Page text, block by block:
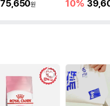
75,650원 10%